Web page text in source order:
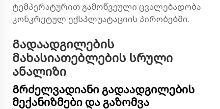
ტემპერატურით გამოწვეული ცვალებადობა
კონკრეტულ ექსპლუატაციის პირობებში.
Გადაადგილების
მახასიათებლების სრული
ანალიზი
Გრძელვადიანი გადაადგილების
მექანიზმები და გაზომვა